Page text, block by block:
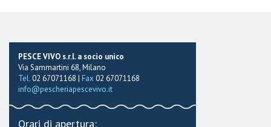
PESCE VIVO s.r.l. a socio unico
Via Sammartini 68, Milano
Tel.02 67071168 | Fax 02 67071168
info@pescheriapescevivo.it
Orari di apertura: